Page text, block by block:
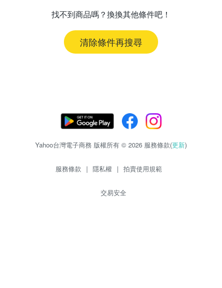
找不到商品嗎？換換其他條件吧！
清除條件再搜尋
Yahoo台灣電子商務 版權所有 © 2026 服務條款(更新)
服務條款 | 隱私權 | 拍賣使用規範
交易安全